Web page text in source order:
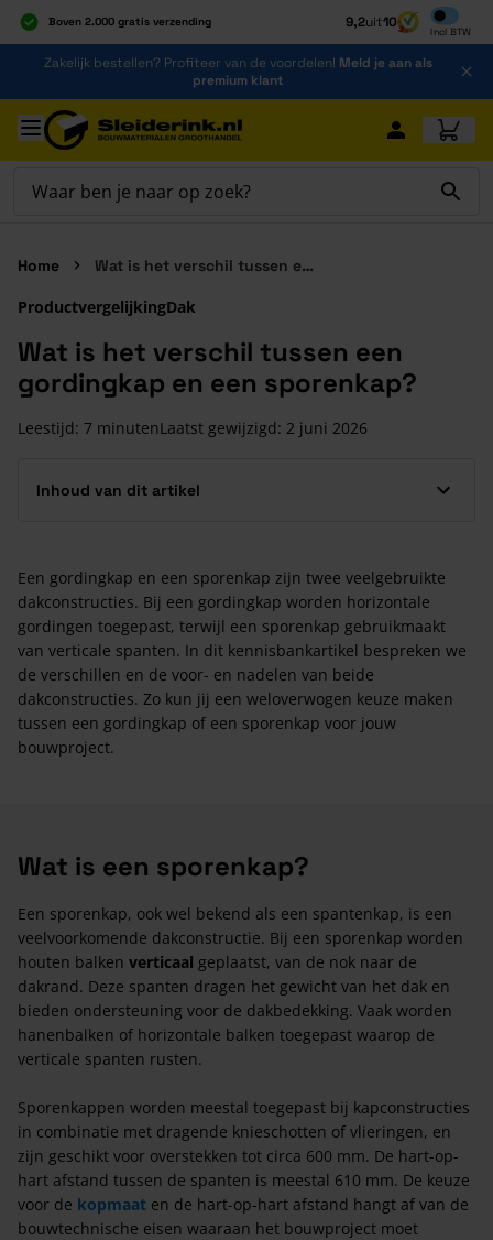
Boven 2.000 gratis verzending
Al 40 jaar dé specialist
Alles onder één dak
9,2uit10
Incl BTW
Inclusief
Ga naar de inhoud
Zakelijk bestellen? Profiteer van de voordelen! Meld je aan als
premium klant
Ga naar hoofdinhoud
Home Wat is het verschil tussen een gordingkap en een sporenkap?
ProductvergelijkingDak
Wat is het verschil tussen een
gordingkap en een sporenkap?
Leestijd: 7 minutenLaatst gewijzigd: 2 juni 2026
Inhoud van dit artikel
Een gordingkap en een sporenkap zijn twee veelgebruikte
dakconstructies. Bij een gordingkap worden horizontale
gordingen toegepast, terwijl een sporenkap gebruikmaakt
van verticale spanten. In dit kennisbankartikel bespreken we
de verschillen en de voor- en nadelen van beide
dakconstructies. Zo kun jij een weloverwogen keuze maken
tussen een gordingkap of een sporenkap voor jouw
bouwproject.
Wat is een sporenkap?
Een sporenkap, ook wel bekend als een spantenkap, is een
veelvoorkomende dakconstructie. Bij een sporenkap worden
houten balken verticaal geplaatst, van de nok naar de
dakrand. Deze spanten dragen het gewicht van het dak en
bieden ondersteuning voor de dakbedekking. Vaak worden
hanenbalken of horizontale balken toegepast waarop de
verticale spanten rusten.
Sporenkappen worden meestal toegepast bij kapconstructies
in combinatie met dragende knieschotten of vlieringen, en
zijn geschikt voor overstekken tot circa 600 mm. De hart-op-
hart afstand tussen de spanten is meestal 610 mm. De keuze
voor de kopmaat en de hart-op-hart afstand hangt af van de
bouwtechnische eisen waaraan het bouwproject moet